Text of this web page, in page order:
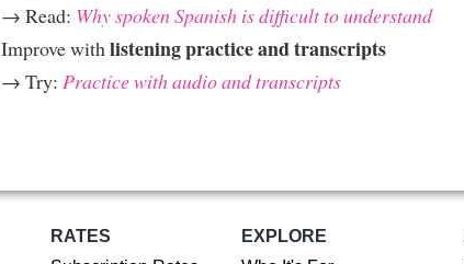
→ Read: Why spoken Spanish is difficult to understand
Improve with listening practice and transcripts
→ Try: Practice with audio and transcripts
RATES
EXPLORE